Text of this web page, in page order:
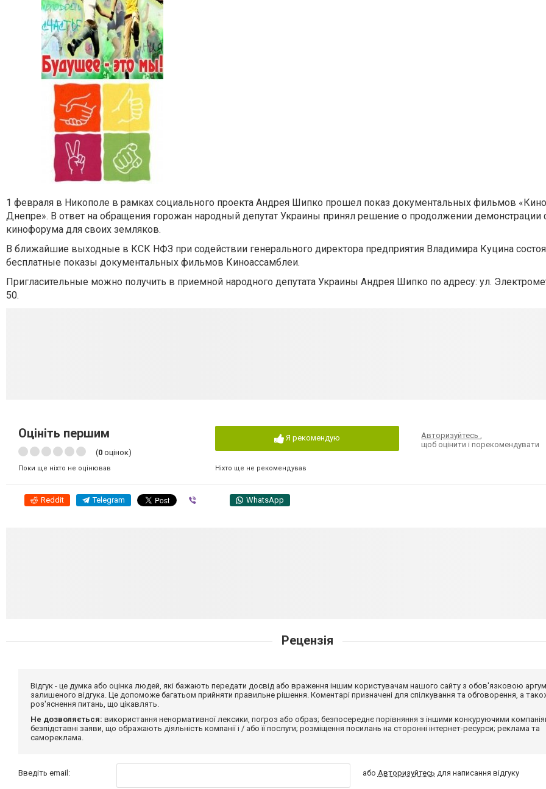
1 февраля в Никополе в рамках социального проекта Андрея Шипко прошел показ документальных фильмов
Днепре». В ответ на обращения горожан народный депутат Украины принял решение о продолжении
кинофорума для своих земляков.
В ближайшие выходные в КСК НФЗ при содействии генерального директора предприятия Владимира Куцина
бесплатные показы документальных фильмов Киноассамблеи.
Пригласительные можно получить в приемной народного депутата Украины Андрея Шипко по адресу: ул.
50.
Оцініть першим
(0 оцінок)
Поки ще ніхто не оцінював
Я рекомендую
Ніхто ще не рекомендував
Авторизуйтесь,
щоб оцінити і порекомендувати
Reddit Telegram WhatsApp
Рецензія
Відгук - це думка або оцінка людей, які бажають передати досвід або враження іншим користувачам нашого сайту з обов'язковою
залишеного відгука. Це допоможе багатьом прийняти правильне рішення. Коментарі призначені для спілкування та обговорення, а
роз'яснення питань, що цікавлять.
Не дозволяється: використання ненормативної лексики, погроз або образ; безпосереднє порівняння з іншими конкуруючими
безпідставні заяви, що ображають діяльність компанії і / або її послуги; розміщення посилань на сторонні інтернет-ресурси; реклама та
самореклама.
Введіть email: або Авторизуйтесь для написання відгуку